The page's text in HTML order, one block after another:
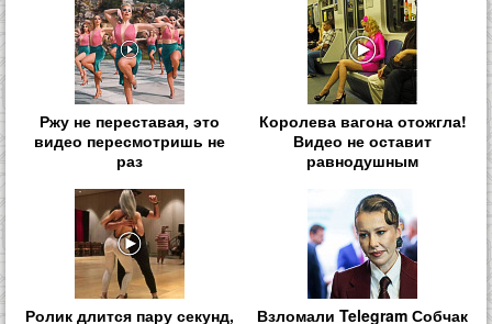
Ржу не переставая, это
видео пересмотришь не
раз
Королева вагона отожгла!
Видео не оставит
равнодушным
Ролик длится пару секунд,
Взломали Telegram Собчак